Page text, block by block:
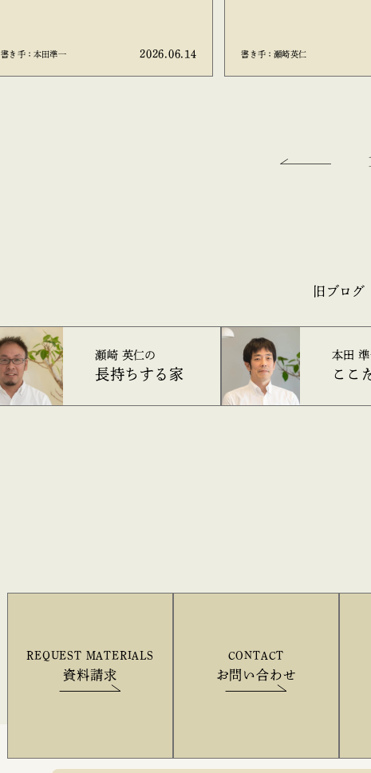
書き手：本田準一 2026.06.14 書き手：瀬崎英仁
旧ブログ
瀬崎 英仁の
長持ちする家
本田
ここ
REQUEST MATERIALS
資料請求
CONTACT
お問い合わせ